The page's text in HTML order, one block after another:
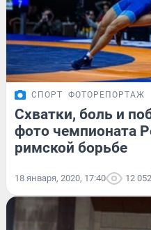
СПОРТ ФОТОРЕПОРТАЖ
Схватки, боль и
фото чемпионата
римской борьбе
18 января, 2020, 17:40 12 052